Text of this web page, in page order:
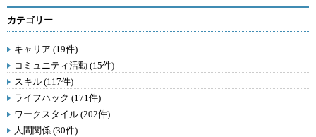
カテゴリー
キャリア (19件)
コミュニティ活動 (15件)
スキル (117件)
ライフハック (171件)
ワークスタイル (202件)
人間関係 (30件)